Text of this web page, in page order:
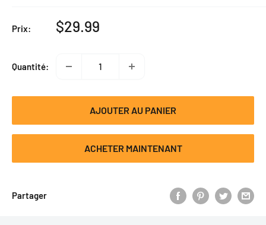
Prix:
Prix
$29.99
Quantité:
AJOUTER AU PANIER
ACHETER MAINTENANT
Partager